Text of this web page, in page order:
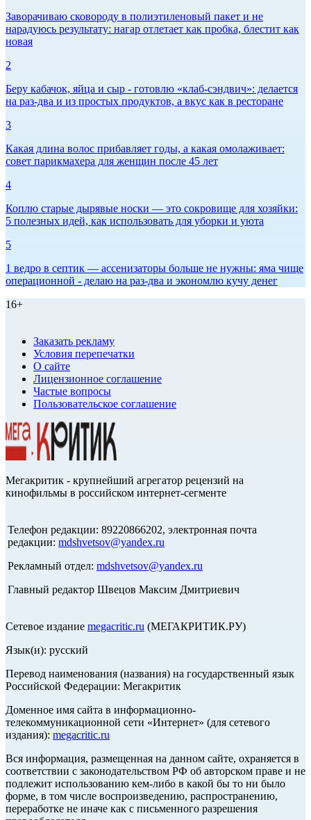
Заворачиваю сковороду в полиэтиленовый пакет и не
нарадуюсь результату: нагар отлетает как пробка, блестит как
новая
2
Беру кабачок, яйца и сыр - готовлю «клаб-сэндвич»: делается
на раз-два и из простых продуктов, а вкус как в ресторане
3
Какая длина волос прибавляет годы, а какая омолаживает:
совет парикмахера для женщин после 45 лет
4
Коплю старые дырявые носки — это сокровище для хозяйки:
5 полезных идей, как использовать для уборки и уюта
5
1 ведро в септик — ассенизаторы больше не нужны: яма чище
операционной - делаю на раз-два и экономлю кучу денег
16+
Заказать рекламу
Условия перепечатки
О сайте
Лицензионное соглашение
Частые вопросы
Пользовательское соглашение
Мегакритик - крупнейший агрегатор рецензий на
кинофильмы в российском интернет-сегменте
Телефон редакции: 89220866202, электронная почта
редакции: mdshvetsov@yandex.ru
Рекламный отдел: mdshvetsov@yandex.ru
Главный редактор Швецов Максим Дмитриевич
Сетевое издание megacritic.ru (МЕГАКРИТИК.РУ)
Язык(и): русский
Перевод наименования (названия) на государственный язык
Российской Федерации: Мегакритик
Доменное имя сайта в информационно-
телекоммуникационной сети «Интернет» (для сетевого
издания): megacritic.ru
Вся информация, размещенная на данном сайте, охраняется в
соответствии с законодательством РФ об авторском праве и не
подлежит использованию кем-либо в какой бы то ни было
форме, в том числе воспроизведению, распространению,
переработке не иначе как с письменного разрешения